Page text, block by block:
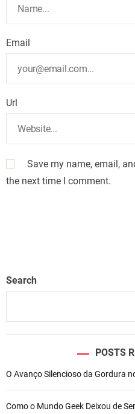
Email
Url
Save my name, email,
the next time I comment.
Search
POSTS
O Avanço Silencioso da Gordura
Como o Mundo Geek Deixou de